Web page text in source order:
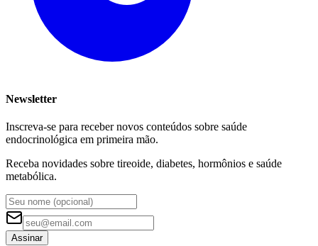
Newsletter
Inscreva-se para receber novos conteúdos sobre saúde
endocrinológica em primeira mão.
Receba novidades sobre tireoide, diabetes, hormônios e saúde
metabólica.
Assinar